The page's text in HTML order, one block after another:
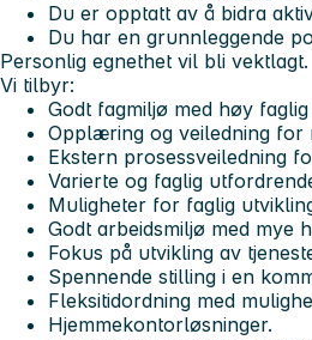
Du er opptatt av å bidra
Du har en grunnleggende
Personlig egnethet vil bli vektlagt.
Vi tilbyr:
Godt fagmiljø med høy
Opplæring og veiledning for
Ekstern prosessveiledning
Varierte og faglig
Muligheter for faglig
Godt arbeidsmiljø med mye
Fokus på utvikling av
Spennende stilling i en
Fleksitidordning med
Hjemmekontorløsninger.